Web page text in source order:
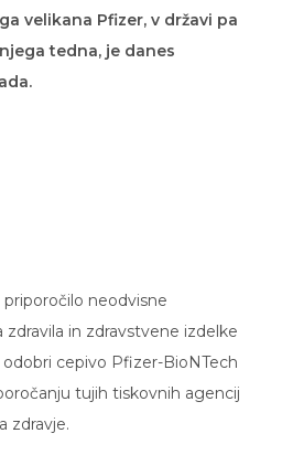
velikana Pfizer, v državi pa
tedna, je danes
priporočilo neodvisne
in zdravstvene izdelke
odobri cepivo Pfizer-BioNTech
tujih tiskovnih agencij
zdravje.